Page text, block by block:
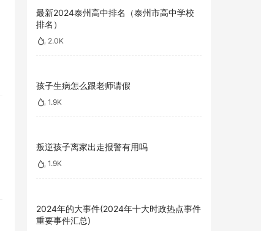
最新2024泰州高中排名（泰州市高中学校
排名）
2.0K
孩子生病怎么跟老师请假
1.9K
叛逆孩子离家出走报警有用吗
1.9K
2024年的大事件(2024年十大时政热点事件
重要事件汇总)